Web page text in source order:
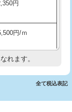
円~
円
円/ｍ
調査
円
れます。
全て税込表記